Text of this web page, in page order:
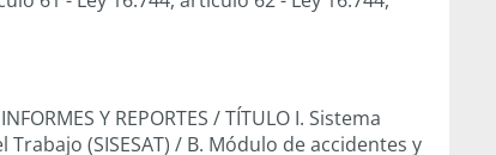
Y REPORTES /TÍTULO I. Sistema
(SISESAT) / B. Módulo de accidentes y